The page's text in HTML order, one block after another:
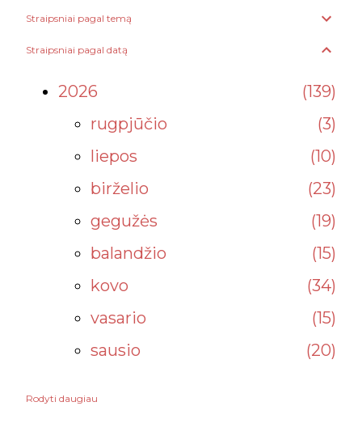
Straipsniai pagal temą
Straipsniai pagal datą
2026
139
rugpjūčio
3
liepos
10
birželio
23
gegužės
19
balandžio
15
kovo
34
vasario
15
sausio
20
2025
Rodyti daugiau